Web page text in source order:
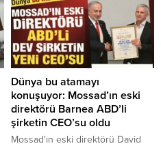
Dünya bu atamayı
konuşuyor: Mossad’ın eski
direktörü Barnea ABD’li
şirketin CEO’su oldu
Mossad'ın eski direktörü David